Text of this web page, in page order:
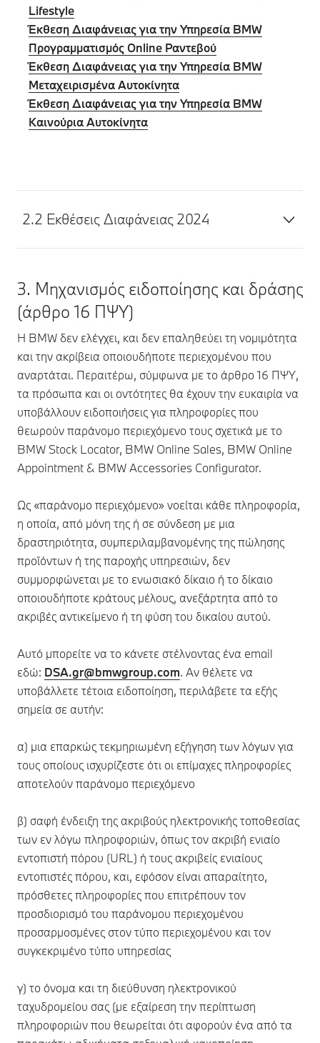
Lifestyle
Έκθεση Διαφάνειας για την Υπηρεσία BMW
Προγραμματισμός Online Ραντεβού
Έκθεση Διαφάνειας για την Υπηρεσία BMW
Μεταχειρισμένα Αυτοκίνητα
Έκθεση Διαφάνειας για την Υπηρεσία BMW
Καινούρια Αυτοκίνητα
2.2 Εκθέσεις Διαφάνειας 2024
3. Μηχανισμός ειδοποίησης και δράσης
(άρθρο 16 ΠΨΥ)
Η BMW δεν ελέγχει, και δεν επαληθεύει τη νομιμότητα
και την ακρίβεια οποιουδήποτε περιεχομένου που
αναρτάται. Περαιτέρω, σύμφωνα με το άρθρο 16 ΠΨΥ,
τα πρόσωπα και οι οντότητες θα έχουν την ευκαιρία να
υποβάλλουν ειδοποιήσεις για πληροφορίες που
θεωρούν παράνομο περιεχόμενο τους σχετικά με το
BMW Stock Locator, BMW Online Sales, BMW Online
Appointment & BMW Accessories Configurator.
Ως «παράνομο περιεχόμενο» νοείται κάθε πληροφορία,
η οποία, από μόνη της ή σε σύνδεση με μια
δραστηριότητα, συμπεριλαμβανομένης της πώλησης
προϊόντων ή της παροχής υπηρεσιών, δεν
συμμορφώνεται με το ενωσιακό δίκαιο ή το δίκαιο
οποιουδήποτε κράτους μέλους, ανεξάρτητα από το
ακριβές αντικείμενο ή τη φύση του δικαίου αυτού.
Αυτό μπορείτε να το κάνετε στέλνοντας ένα email
εδώ: DSA.gr@bmwgroup.com. Αν θέλετε να
υποβάλλετε τέτοια ειδοποίηση, περιλάβετε τα εξής
σημεία σε αυτήν:
α) μια επαρκώς τεκμηριωμένη εξήγηση των λόγων για
τους οποίους ισχυρίζεστε ότι οι επίμαχες πληροφορίες
αποτελούν παράνομο περιεχόμενο
β) σαφή ένδειξη της ακριβούς ηλεκτρονικής τοποθεσίας
των εν λόγω πληροφοριών, όπως τον ακριβή ενιαίο
εντοπιστή πόρου (URL) ή τους ακριβείς ενιαίους
εντοπιστές πόρου, και, εφόσον είναι απαραίτητο,
πρόσθετες πληροφορίες που επιτρέπουν τον
προσδιορισμό του παράνομου περιεχομένου
προσαρμοσμένες στον τύπο περιεχομένου και τον
συγκεκριμένο τύπο υπηρεσίας
γ) το όνομα και τη διεύθυνση ηλεκτρονικού
ταχυδρομείου σας (με εξαίρεση την περίπτωση
πληροφοριών που θεωρείται ότι αφορούν ένα από τα